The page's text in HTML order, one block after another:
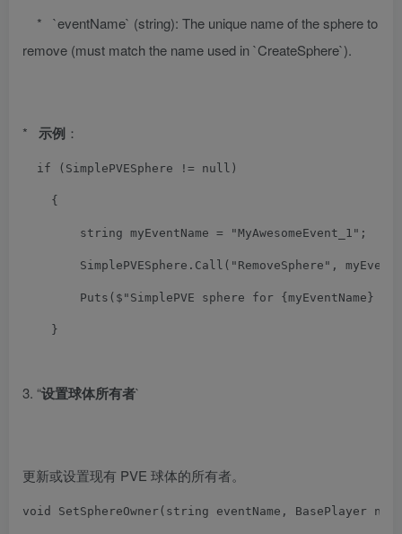
* `eventName` (string): The unique name of the sphere to
remove (must match the name used in `CreateSphere`).
* 示例 ：
if ( SimplePVESphere != null )
{
string myEventName = "MyAwesomeEvent_1" ;
SimplePVESphere . Call ( "RemoveSphere" ,
Puts ( $ "SimplePVE sphere for {myEventName}
}
3. “设置球体所有者`
更新或设置现有 PVE 球体的所有者。
void SetSphereOwner ( string eventName , BasePlayer